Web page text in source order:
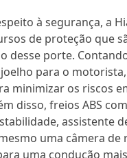
à segurança, a
de proteção que
desse porte.
para o motorista,
minimizar os riscos
disso, freios ABS
assistente
uma câmera de
uma condução